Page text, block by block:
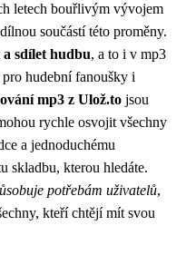
letech bouřlivým vývojem
součástí této proměny.
sdílet hudbu, a to i v mp3
hudební fanoušky i
mp3 z Ulož.to jsou
rychle osvojit všechny
a jednoduchému
skladbu, kterou hledáte.
potřebám uživatelů,
kteří chtějí mít svou